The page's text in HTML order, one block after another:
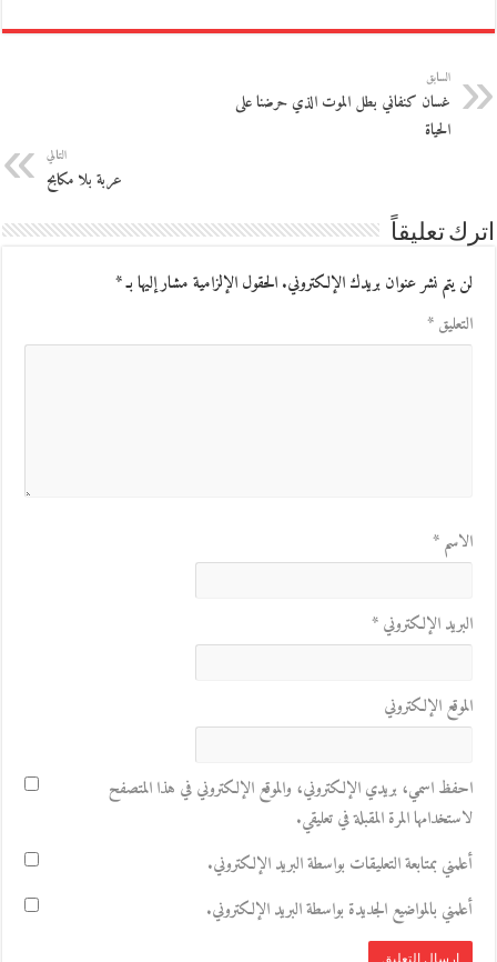
السابق
غسان كنفاني بطل الموت الذي حرضنا على
الحياة
التالي
عربة بلا مكابح
اترك تعليقاً
لن يتم نشر عنوان بريدك الإلكتروني.الحقول الإلزامية مشار إليها بـ*
التعليق*
الاسم*
البريد الإلكتروني*
الموقع الإلكتروني
احفظ اسمي، بريدي الإلكتروني، والموقع الإلكتروني في هذا المتصفح
لاستخدامها المرة المقبلة في تعليقي.
أعلمني بمتابعة التعليقات بواسطة البريد الإلكتروني.
أعلمني بالمواضيع الجديدة بواسطة البريد الإلكتروني.